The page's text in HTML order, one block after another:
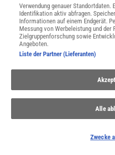
NACH
Für Sie im
Verwendung genauer Standortdaten.
Identifikation aktiv abfragen.
Informationen auf einem Endgerät.
Messung von Werbeleistung und der
Zielgruppenforschung sowie
Angeboten.
Liste der Partner (Lieferanten)
Alle
Zwecke